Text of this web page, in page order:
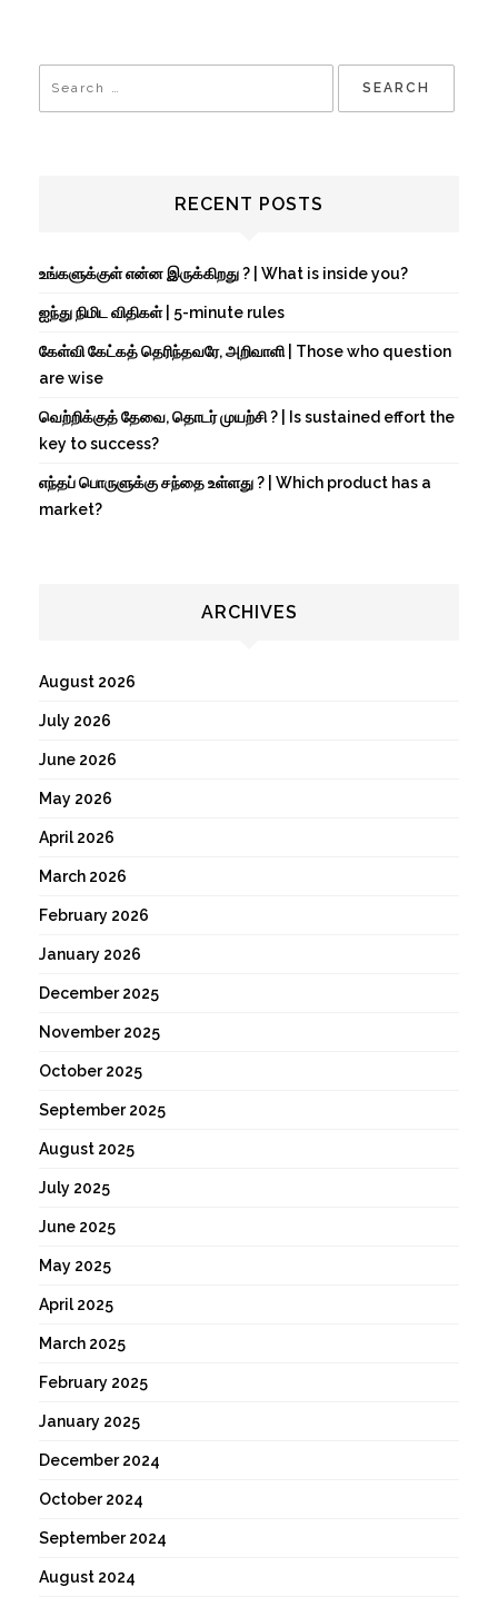
RECENT POSTS
உங்களுக்குள் என்ன இருக்கிறது ? | What is inside you?
ஐந்து நிமிட விதிகள் | 5-minute rules
கேள்வி கேட்கத் தெரிந்தவரே, அறிவாளி | Those who question
are wise
வெற்றிக்குத் தேவை, தொடர் முயற்சி ? | Is sustained effort the
key to success?
எந்தப் பொருளுக்கு சந்தை உள்ளது ? | Which product has a
market?
ARCHIVES
August 2026
July 2026
June 2026
May 2026
April 2026
March 2026
February 2026
January 2026
December 2025
November 2025
October 2025
September 2025
August 2025
July 2025
June 2025
May 2025
April 2025
March 2025
February 2025
January 2025
December 2024
October 2024
September 2024
August 2024